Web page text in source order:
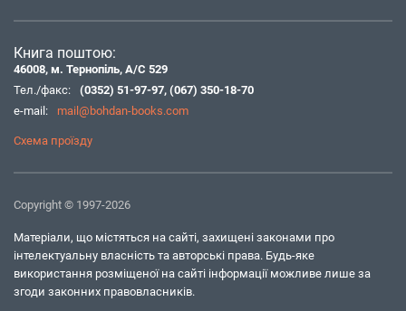
Книга поштою:
46008, м. Тернопіль, А/С 529
Тел./факс:
(0352) 51-97-97, (067) 350-18-70
e-mail:
mail@bohdan-books.com
Схема проїзду
Copyright © 1997-2026
Матеріали, що містяться на сайті, захищені законами про
інтелектуальну власність та авторські права. Будь-яке
використання розміщеної на сайті інформації можливе лише за
згоди законних правовласників.